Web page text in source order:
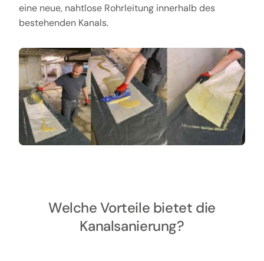
eine neue, nahtlose Rohrleitung innerhalb des
bestehenden Kanals.
Welche Vorteile bietet die
Kanalsanierung?